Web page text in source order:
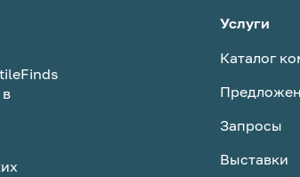
Услуги
Каталог
Запросы
Выставки